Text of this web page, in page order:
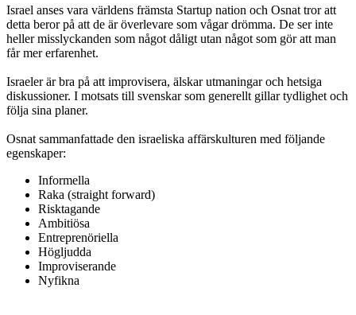
Israel anses vara världens främsta Startup nation och Osnat tror att
detta beror på att de är överlevare som vågar drömma. De ser inte
heller misslyckanden som något dåligt utan något som gör att man
får mer erfarenhet.
Israeler är bra på att improvisera, älskar utmaningar och hetsiga
diskussioner. I motsats till svenskar som generellt gillar tydlighet och
följa sina planer.
Osnat sammanfattade den israeliska affärskulturen med följande
egenskaper:
Informella
Raka (straight forward)
Risktagande
Ambitiösa
Entreprenöriella
Högljudda
Improviserande
Nyfikna